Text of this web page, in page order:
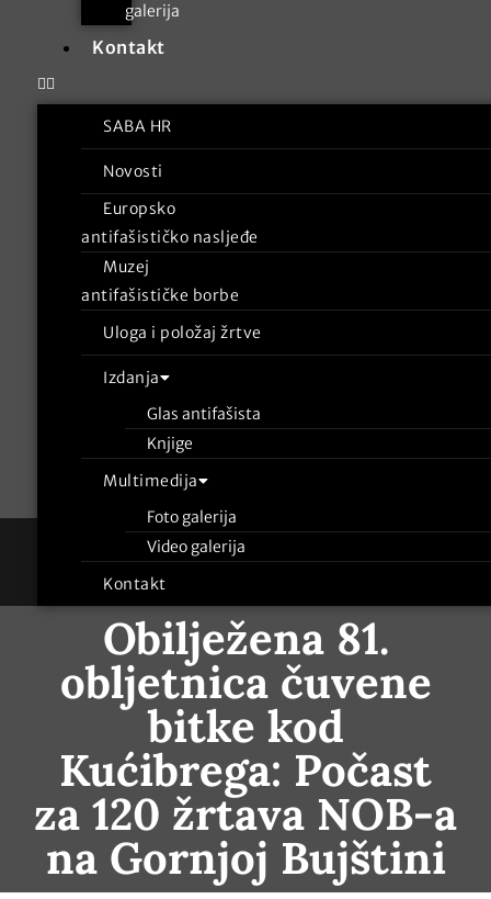
galerija
Kontakt
SABA HR
Novosti
Europsko
antifašističko nasljeđe
Muzej
antifašističke borbe
Uloga i položaj žrtve
Izdanja
Glas antifašista
Knjige
Multimedija
Foto galerija
Video galerija
Kontakt
Obilježena 81.
obljetnica čuvene
bitke kod
Kućibrega: Počast
za 120 žrtava NOB-a
na Gornjoj Bujštini